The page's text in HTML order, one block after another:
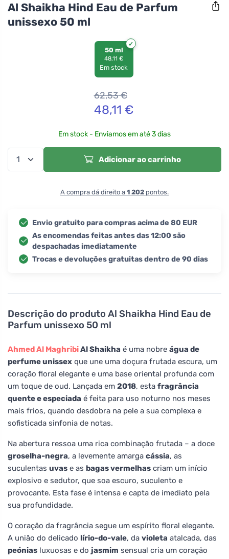
Descrição do produto Al Shaikha Hind Eau de
Parfum unissexo 50 ml
Ahmed Al MaghribiAl Shaikha é uma nobre água de
perfume unissex que une uma doçura frutada escura, um
coração floral elegante e uma base oriental profunda com
um toque de oud. Lançada em 2018, esta fragrância
quente e especiada é feita para uso noturno nos meses
mais frios, quando desdobra na pele a sua complexa e
sofisticada sinfonia de notas.
Na abertura ressoa uma rica combinação frutada – a doce
groselha-negra, a levemente amarga cássia, as
suculentas uvas e as bagas vermelhas criam um início
explosivo e sedutor, que soa escuro, suculento e
provocante. Esta fase é intensa e capta de imediato pela
sua profundidade.
O coração da fragrância segue um espírito floral elegante.
A união do delicado lírio-do-vale, da violeta atalcada, das
peónias luxuosas e do jasmim sensual cria um coração
Al Shaikha Hind Eau de Parfum
unissexo 50 ml
50 ml
48,11 €
Em stock
62,53€
48,11 €
Em stock - Enviamos em até 3 dias
Adicionar ao carrinho
A compra dá direito a 1 202 pontos.
Envio gratuito para compras acima de 80 EUR
As encomendas feitas antes das 12:00 são
despachadas imediatamente
Trocas e devoluções gratuitas dentro de 90 dias